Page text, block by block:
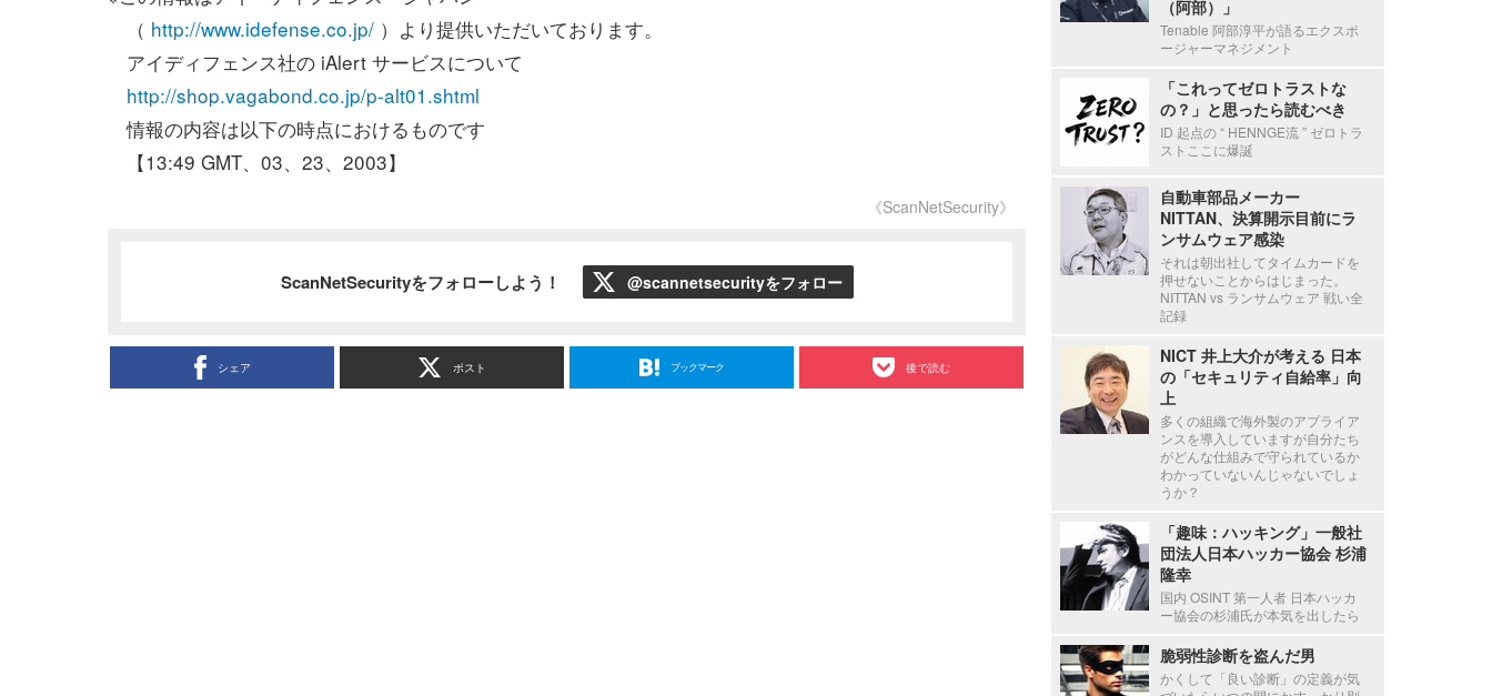
（ http://www.idefense.co.jp/ ）より提供いただいております。
アイディフェンス社の iAlert サービスについて
http://shop.vagabond.co.jp/p-alt01.shtml
情報の内容は以下の時点におけるものです
【13:49 GMT、03、23、2003】
《ScanNetSecurity》
ScanNetSecurityをフォローしよう！ @scannetsecurityをフォロー
シェア ポスト ブックマーク 後で読む
（阿部）」
Tenable 阿部淳平が語るエクスポ
ージャーマネジメント
「これってゼロトラストな
の？」と思ったら読むべき
ID 起点の “ HENNGE流 ” ゼロトラ
ストここに爆誕
自動車部品メーカー
NITTAN、決算開示目前にラ
ンサムウェア感染
それは朝出社してタイムカードを
押せないことからはじまった。
NITTAN vs ランサムウェア 戦い全
記録
NICT 井上大介が考える 日本
の「セキュリティ自給率」向
上
多くの組織で海外製のアプライア
ンスを導入していますが自分たち
がどんな仕組みで守られているか
わかっていないんじゃないでしょ
うか？
「趣味：ハッキング」一般社
団法人日本ハッカー協会 杉浦
隆幸
国内 OSINT 第一人者 日本ハッカ
ー協会の杉浦氏が本気を出したら
脆弱性診断を盗んだ男
かくして「良い診断」の定義が気